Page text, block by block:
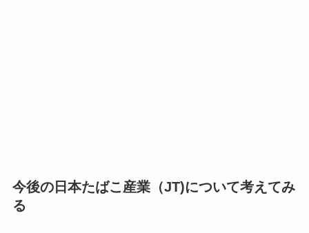
今後の日本たばこ産業（JT)について考えてみ
る